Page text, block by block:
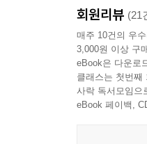
선 재판관이라
토머스 모어
●양심의 자유
●지식인의 정
- 심용환 (역
‘신성한 법정
속의 다양한
알려주고 있습
돌이켜봅니다.
- 오상진 (방송
회원리뷰 (21
매주 10건의 우
3,000원 이상 구
eBook은 다운로
클래스는 첫번째
사락 독서모임으
eBook 페이백,